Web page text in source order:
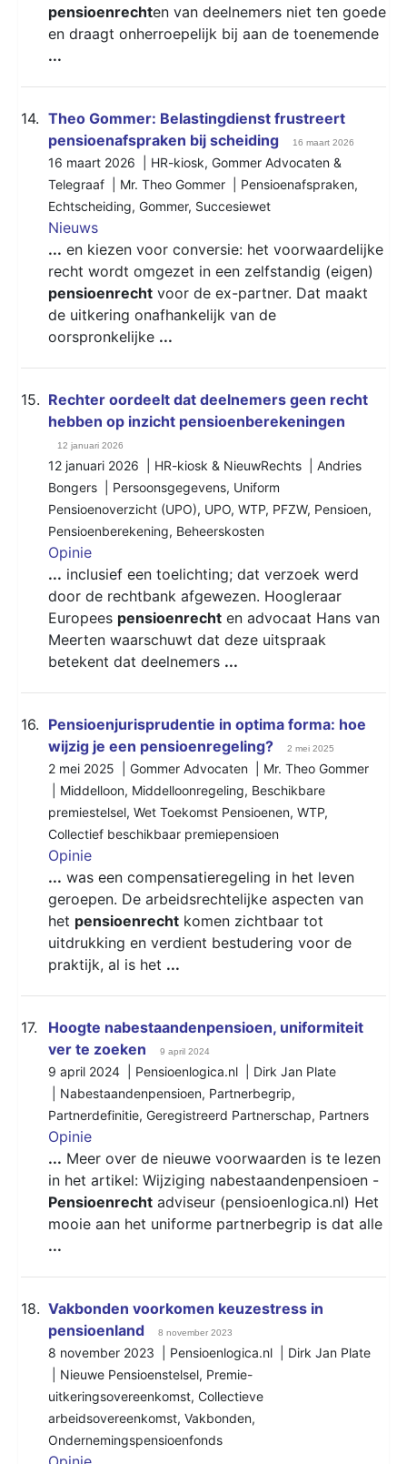
pensioenrechten van deelnemers niet ten goede
en draagt onherroepelijk bij aan de toenemende
...
14. Theo Gommer: Belastingdienst frustreert
pensioenafspraken bij scheiding
16 maart 2026
16 maart 2026 | HR-kiosk, Gommer Advocaten &
Telegraaf | Mr. Theo Gommer | Pensioenafspraken,
Echtscheiding, Gommer, Succesiewet
Nieuws
... en kiezen voor conversie: het voorwaardelijke
recht wordt omgezet in een zelfstandig (eigen)
pensioenrecht voor de ex-partner. Dat maakt
de uitkering onafhankelijk van de
oorspronkelijke ...
15. Rechter oordeelt dat deelnemers geen recht
hebben op inzicht pensioenberekeningen
12 januari 2026
12 januari 2026 | HR-kiosk & NieuwRechts | Andries
Bongers | Persoonsgegevens, Uniform
Pensioenoverzicht (UPO), UPO, WTP, PFZW, Pensioen,
Pensioenberekening, Beheerskosten
Opinie
... inclusief een toelichting; dat verzoek werd
door de rechtbank afgewezen. Hoogleraar
Europees pensioenrecht en advocaat Hans van
Meerten waarschuwt dat deze uitspraak
betekent dat deelnemers ...
16. ​​​​​​​Pensioenjurisprudentie in optima forma: hoe
wijzig je een pensioenregeling?
2 mei 2025
2 mei 2025 | Gommer Advocaten | Mr. Theo Gommer
Middelloon, Middelloonregeling, Beschikbare
premiestelsel, Wet Toekomst Pensioenen, WTP,
Collectief beschikbaar premiepensioen
Opinie
... was een compensatieregeling in het leven
geroepen. De arbeidsrechtelijke aspecten van
het pensioenrecht komen zichtbaar tot
uitdrukking en verdient bestudering voor de
praktijk, al is het ...
17.
Hoogte nabestaandenpensioen, uniformiteit
ver te zoeken
9 april 2024
9 april 2024 | Pensioenlogica.nl | Dirk Jan Plate
Nabestaandenpensioen, Partnerbegrip,
Partnerdefinitie, Geregistreerd Partnerschap, Partners
Opinie
... Meer over de nieuwe voorwaarden is te lezen
in het artikel: Wijziging nabestaandenpensioen -
Pensioenrecht adviseur (pensioenlogica.nl) Het
mooie aan het uniforme partnerbegrip is dat alle
...
18. Vakbonden voorkomen keuzestress in
pensioenland
8 november 2023
8 november 2023 | Pensioenlogica.nl | Dirk Jan Plate
Nieuwe Pensioenstelsel, Premie-
uitkeringsovereenkomst, Collectieve
arbeidsovereenkomst, Vakbonden,
Ondernemingspensioenfonds